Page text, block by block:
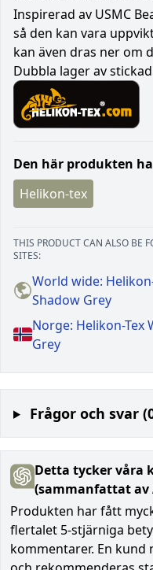
Inspirerad av USMC
så den kan vara
kan även dras ner om
Dubbla lager av
Den här produkten
Helikon-tex
THIS PRODUCT CAN ALSO BE
SITES:
World wide:
Shadow Grey
Norge: Helikon-Tex
Grey
Frågor och svar
Detta tycker våra
(sammanfattat av
Produkten har fått
flertalet 5-stjärniga
kommentarer. En